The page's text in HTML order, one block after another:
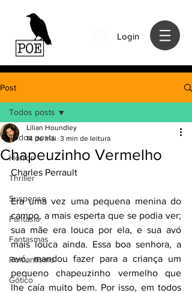
Login
Post
Todos posts
Horror
Thriller
Suspense
Fantasia
Fantasmas
Romantismo
Gótico
Todos posts
Chapeuzinho Vermelho
Lílian Houndley
14 de mai. 3 min de leitura
Charles Perrault
Era uma vez uma pequena menina do
campo, a mais esperta que se podia ver;
sua mãe era louca por ela, e sua avó
mais louca ainda. Essa boa senhora, a
avó, mandou fazer para a criança um
pequeno chapeuzinho vermelho que
lhe caía muito bem. Por isso, em todos